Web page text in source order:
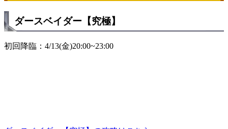
ダースベイダー【究極】
初回降臨：4/13(金)20:00~23:00